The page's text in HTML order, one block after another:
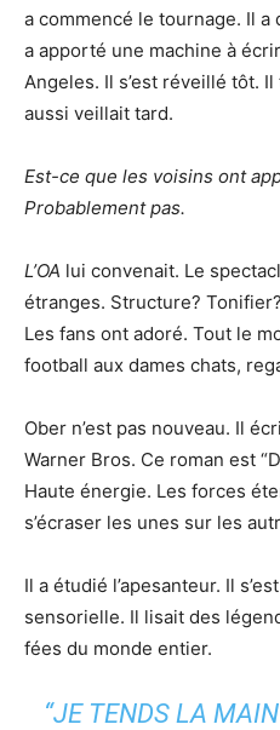
a commencé le tournage. Il a
a apporté une machine à
Angeles. Il s’est réveillé tôt.
aussi veillait tard.
Est-ce que les voisins ont
Probablement pas.
L’OA lui convenait. Le
étranges. Structure?
Les fans ont adoré. Tout le
football aux dames chats,
Ober n’est pas nouveau. Il
Warner Bros. Ce roman est
Haute énergie. Les forces
s’écraser les unes sur les
Il a étudié l’apesanteur. Il
sensorielle. Il lisait des
fées du monde entier.
“JE TENDS LA